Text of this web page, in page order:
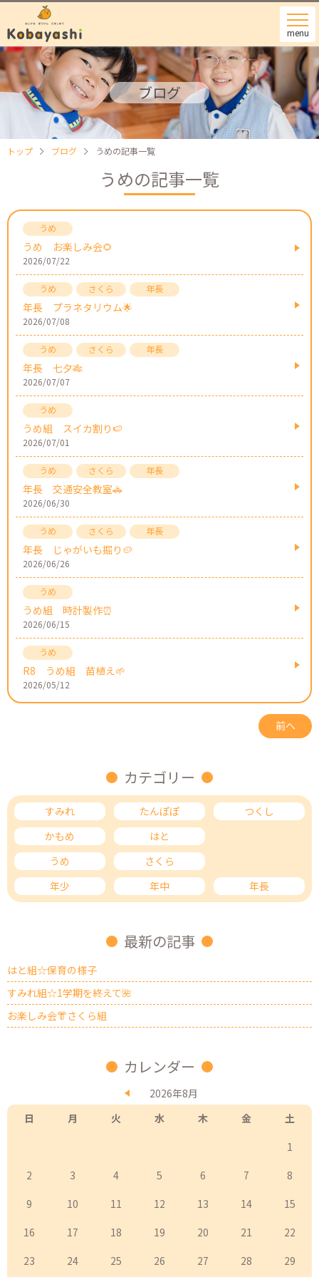
menu
ブログ
トップ ブログ うめの記事一覧
うめの記事一覧
うめ お楽しみ会🌻
2026/07/22
年長 プラネタリウム🌟
2026/07/08
年長 七夕🎋
2026/07/07
うめ組 スイカ割り🍉
2026/07/01
年長 交通安全教室🚓
2026/06/30
年長 じゃがいも掘り🥔
2026/06/26
うめ組 時計製作⏰
2026/06/15
R8 うめ組 苗植え🌱
2026/05/12
前へ
カテゴリー
すみれ たんぽぽ
つくし
かもめ
はと
うめ
さくら
年少
年中 年長
最新の記事
はと組☆保育の様子
すみれ組☆1学期を終えて🌺
お楽しみ会👘さくら組
カレンダー
2026年8月
日
月 火 水 木 金
土
1
2
3 4 5 6 7
8
9
10 11 12 13 14
15
16
17 18 19 20 21
22
23
24 25 26 27 28 29